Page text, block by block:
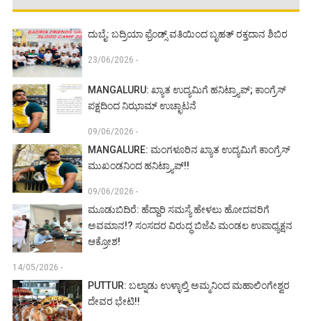
ದುಬೈ: ಬದ್ರಿಯಾ ಫ್ರೆಂಡ್ಸ್ ವತಿಯಿಂದ ಬೃಹತ್ ರಕ್ತದಾನ ಶಿಬಿರ
23/06/2026 -
MANGALURU: ಖ್ಯಾತ ಉದ್ಯಮಿಗೆ ಹನಿಟ್ರ್ಯಾಪ್; ಕಾಂಗ್ರೆಸ್
ಪಕ್ಷದಿಂದ ನಿಝಾಮ್ ಉಚ್ಛಾಟನೆ
09/06/2026 -
MANGALURE: ಮಂಗಳೂರಿನ ಖ್ಯಾತ ಉದ್ಯಮಿಗೆ ಕಾಂಗ್ರೆಸ್
ಮುಖಂಡನಿಂದ ಹನಿಟ್ರ್ಯಾಪ್!!
09/06/2026 -
ಮೂಡುಬಿದಿರೆ: ಹೆದ್ದಾರಿ ಸಮಸ್ಯೆ ಹೇಳಲು ಹೋದವರಿಗೆ
ಅವಮಾನ!? ಸಂಸದರ ವಿರುದ್ಧ ಬಿಜೆಪಿ ಮಂಡಲ ಉಪಾಧ್ಯಕ್ಷನ
ಆಕ್ರೋಶ!
14/05/2026 -
PUTTUR: ಬಲ್ನಾಡು ಉಳ್ಳಾಲ್ತಿ ಅಮ್ಮನಿಂದ ಮಹಾಲಿಂಗೇಶ್ವರ
ದೇವರ ಭೇಟಿ!!